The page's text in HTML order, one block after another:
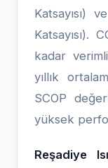
Katsayısı)
Katsayısı).
kadar
yıllık
SCOP
yüksek
Reşadiye